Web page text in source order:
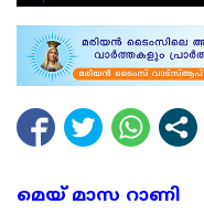
മെയ് മാസ റാണി